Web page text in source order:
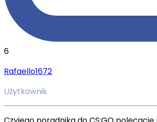
6
Rafaello1672
Użytkownik